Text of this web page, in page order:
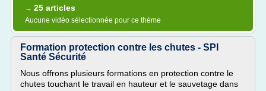
→ 25 articles
Aucune vidéo sélectionnée pour ce thème
Formation protection contre les chutes - SPI
Santé Sécurité
Nous offrons plusieurs formations en protection contre le
chutes touchant le travail en hauteur et le sauvetage dans